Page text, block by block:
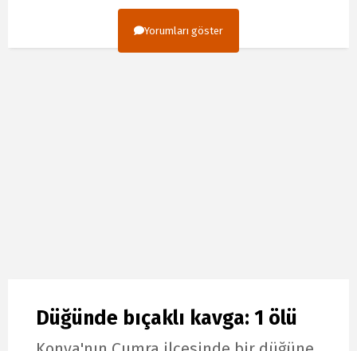
Yorumları göster
Düğünde bıçaklı kavga: 1 ölü